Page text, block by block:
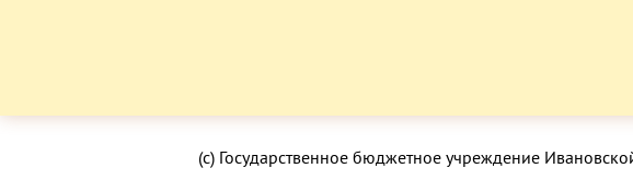
(с) Государственное бюджетное учреждение